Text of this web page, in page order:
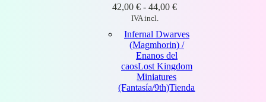
42,00€ - 44,00€Rango
desde
42,00 €
hasta
44,00 €
IVA incl.
Infernal Dwarves
(Magmhorin) /
Enanos del
caosLost Kingdom
Miniatures
(Fantasía/9th)Tienda